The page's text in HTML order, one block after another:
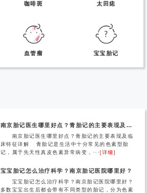
咖啡斑 太田痣
血管瘤 宝宝胎记
南京胎记医生哪里好点？青胎记的主要表现及临床特征详解
南京胎记医生哪里好点？青胎记的主要表现及临
床特征详解 青胎记是生活中十分常见的色素型胎
记，属于先天性真皮色素异常病变，···[详细]
宝宝胎记怎么治疗科学？南京胎记医院哪里好？
宝宝胎记怎么治疗科学？南京胎记医院哪里好？
多数宝宝出生后都会带有不同类型的胎记，分为色素